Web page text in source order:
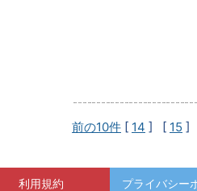
前の10件 [ 14 ] [ 15 ]
利用規約 プライバシー